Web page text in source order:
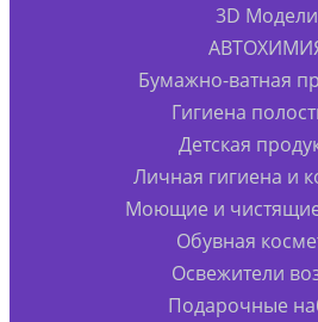
3D Модели
Бумажно-ватная
Гигиена
Детская
Личная гигиена и
Моющие и чистящие
Обувная
Освежители
Подарочные